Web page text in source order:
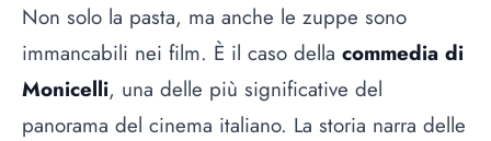
Non solo la pasta, ma anche le zuppe sono
immancabili nei film. È il caso della commedia di
Monicelli, una delle più significative del
panorama del cinema italiano. La storia narra delle